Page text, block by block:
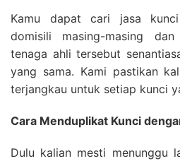
Kamu dapat cari jasa
domisili masing-masing
tenaga ahli tersebut
yang sama. Kami pastikan
terjangkau untuk setiap kunci
Cara Menduplikat Kunci
Dulu kalian mesti menunggu